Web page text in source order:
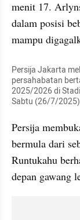
menit 17.
dalam posisi
mampu
Persija Jakarta
persahabatan
2025/2026 di
Sabtu (26/7/
Persija
bermula dari
Runtukahu
depan gawang